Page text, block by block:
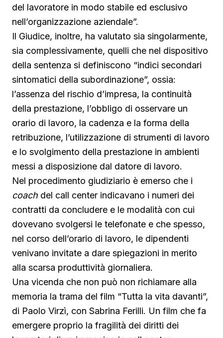
del lavoratore in modo stabile ed esclusivo
nell’organizzazione aziendale”.
Il Giudice, inoltre, ha valutato sia singolarmente,
sia complessivamente, quelli che nel dispositivo
della sentenza si definiscono “indici secondari
sintomatici della subordinazione”, ossia:
l’assenza del rischio d’impresa, la continuità
della prestazione, l’obbligo di osservare un
orario di lavoro, la cadenza e la forma della
retribuzione, l’utilizzazione di strumenti di lavoro
e lo svolgimento della prestazione in ambienti
messi a disposizione dal datore di lavoro.
Nel procedimento giudiziario è emerso che i
coach del call center indicavano i numeri dei
contratti da concludere e le modalità con cui
dovevano svolgersi le telefonate e che spesso,
nel corso dell’orario di lavoro, le dipendenti
venivano invitate a dare spiegazioni in merito
alla scarsa produttività giornaliera.
Una vicenda che non può non richiamare alla
memoria la trama del film “Tutta la vita davanti”,
di Paolo Virzì, con Sabrina Ferilli. Un film che fa
emergere proprio la fragilità dei diritti dei